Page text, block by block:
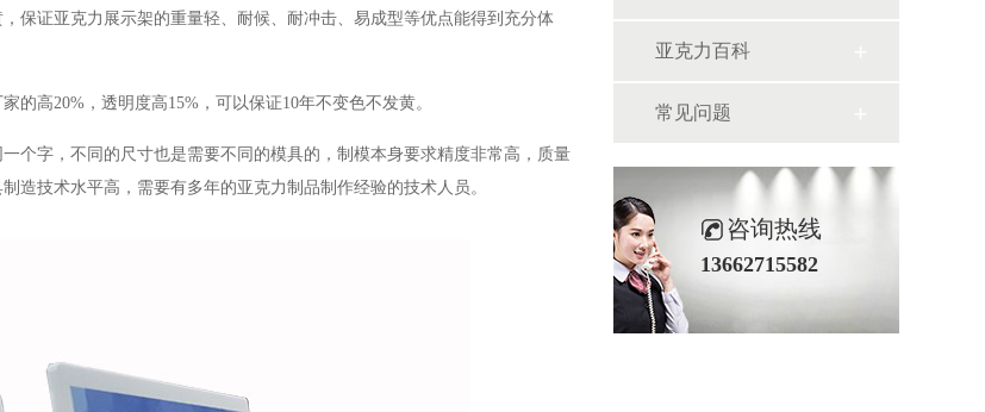
保证亚克力展示架的重量轻、耐候、耐冲击、易成型等优点能得到充分体
高20%，透明度高15%，可以保证10年不变色不发黄。
个字，不同的尺寸也是需要不同的模具的，制模本身要求精度非常高，质量
造技术水平高，需要有多年的亚克力制品制作经验的技术人员。
亚克力百科
常见问题
咨询热线
13662715582